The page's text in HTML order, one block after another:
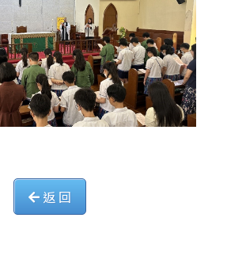
返 回